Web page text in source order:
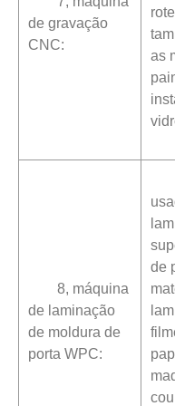
de gravação
CNC:
as
8, máquina
de laminação
de moldura de
porta WPC:
de